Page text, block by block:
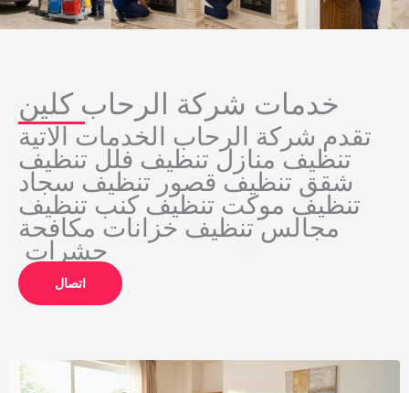
خدمات شركة الرحاب كلين
تقدم شركة الرحاب الخدمات الاتية
تنظيف منازل تنظيف فلل تنظيف
شقق تنظيف قصور تنظيف سجاد
تنظيف موكت تنظيف كنب تنظيف
مجالس تنظيف خزانات مكافحة
حشرات
اتصال